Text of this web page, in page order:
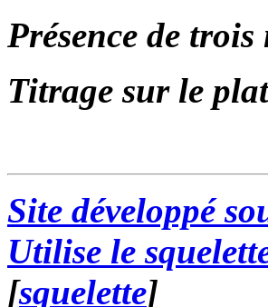
Présence de
Titrage sur le
Site développé
Utilise le
[squelette]